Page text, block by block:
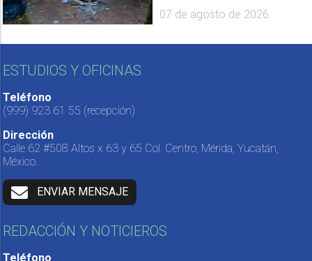
07 de agosto de 2026
ESTUDIOS Y OFICINAS
Teléfono
(999) 923 61 55 (recepción)
Dirección
Calle 62 #508 Altos x 63 y 65 Col. Centro, Mérida, Yucatán,
México.
ENVIAR MENSAJE
REDACCIÓN Y NOTICIEROS
Teléfono